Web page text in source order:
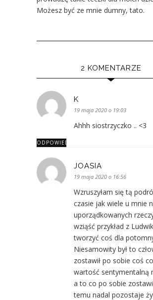
Możesz być ze mnie dumny, tato.
2 KOMENTARZE
K
19 maja 2020 o 19:03
Ahhh siostrzyczko .. <3
ODPOWIEDZ
JOASIA
19 maja 2020 o 16:56
Wzruszyłam się tą
czasie jak wiele u mnie
uporządkowanych
wziąść przykład z
tworzyć coś dla
Niesamowity był to
zostawił po sobie coś
wartość sentymentalną
a to co po sobie
temu nadal pozostaje